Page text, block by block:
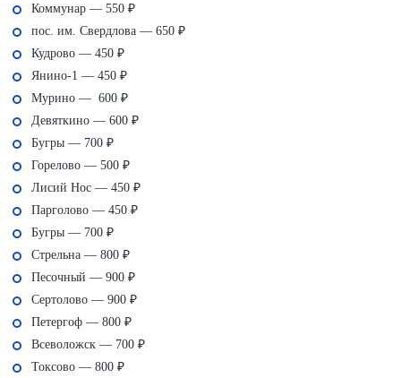
Коммунар — 550 ₽
пос. им. Свердлова — 650 ₽
Кудрово — 450 ₽
Янино-1 — 450 ₽
Мурино — 600 ₽
Девяткино — 600 ₽
Бугры — 700 ₽
Горелово — 500 ₽
Лисий Нос — 450 ₽
Парголово — 450 ₽
Бугры — 700 ₽
Стрельна — 800 ₽
Песочный — 900 ₽
Сертолово — 900 ₽
Петергоф — 800 ₽
Всеволожск — 700 ₽
Токсово — 800 ₽